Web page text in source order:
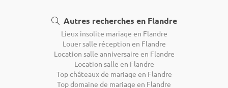
Autres recherches en Flandre
Lieux insolite mariage en Flandre
Louer salle réception en Flandre
Location salle anniversaire en Flandre
Location salle en Flandre
Top châteaux de mariage en Flandre
Top domaine de mariage en Flandre